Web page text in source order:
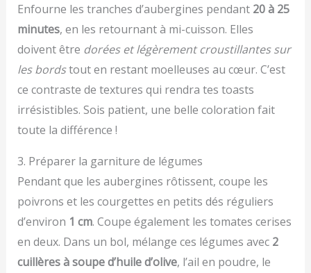
Enfourne les tranches d’aubergines pendant 20 à 25
minutes, en les retournant à mi-cuisson. Elles
doivent être dorées et légèrement croustillantes sur
les bordstout en restant moelleuses au cœur. C’est
ce contraste de textures qui rendra tes toasts
irrésistibles. Sois patient, une belle coloration fait
toute la différence !
3. Préparer la garniture de légumes
Pendant que les aubergines rôtissent, coupe les
poivrons et les courgettes en petits dés réguliers
d’environ 1 cm. Coupe également les tomates cerises
en deux. Dans un bol, mélange ces légumes avec 2
cuillères à soupe d’huile d’olive, l’ail en poudre, le